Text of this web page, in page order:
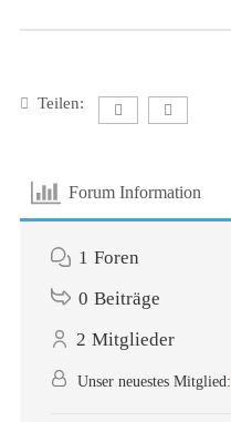
Teilen:
Forum Information
1 Foren
0 Beiträge
2 Mitglieder
Unser neuestes Mitglied: